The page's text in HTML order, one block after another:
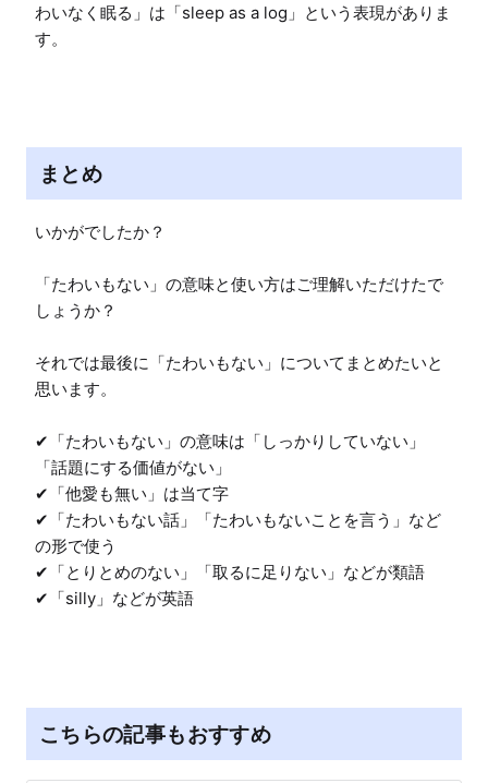
わいなく眠る」は「sleep as a log」という表現がありま
す。
まとめ
いかがでしたか？
「たわいもない」の意味と使い方はご理解いただけたで
しょうか？
それでは最後に「たわいもない」についてまとめたいと
思います。
✔「たわいもない」の意味は「しっかりしていない」
「話題にする価値がない」
✔「他愛も無い」は当て字
✔「たわいもない話」「たわいもないことを言う」など
の形で使う
✔「とりとめのない」「取るに足りない」などが類語
✔「silly」などが英語
こちらの記事もおすすめ